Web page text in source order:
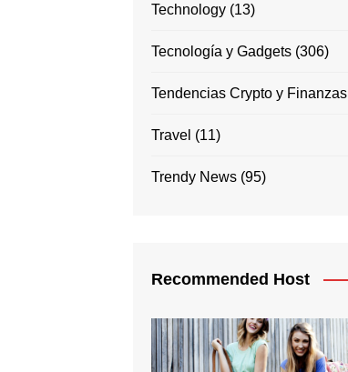
Technology (13)
Tecnología y Gadgets (306)
Tendencias Crypto y Finanzas
Travel (11)
Trendy News (95)
Recommended Host